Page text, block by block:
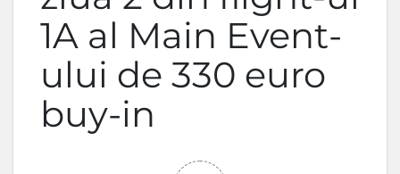
1A al Main Event-
ului de 330 euro
buy-in